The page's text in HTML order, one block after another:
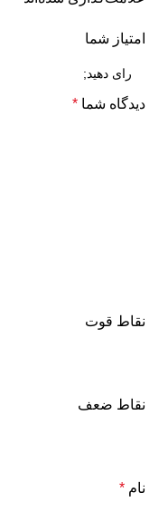
امتیاز شما
دیدگاه شما *
نقاط قوت
نقاط ضعف
نام *